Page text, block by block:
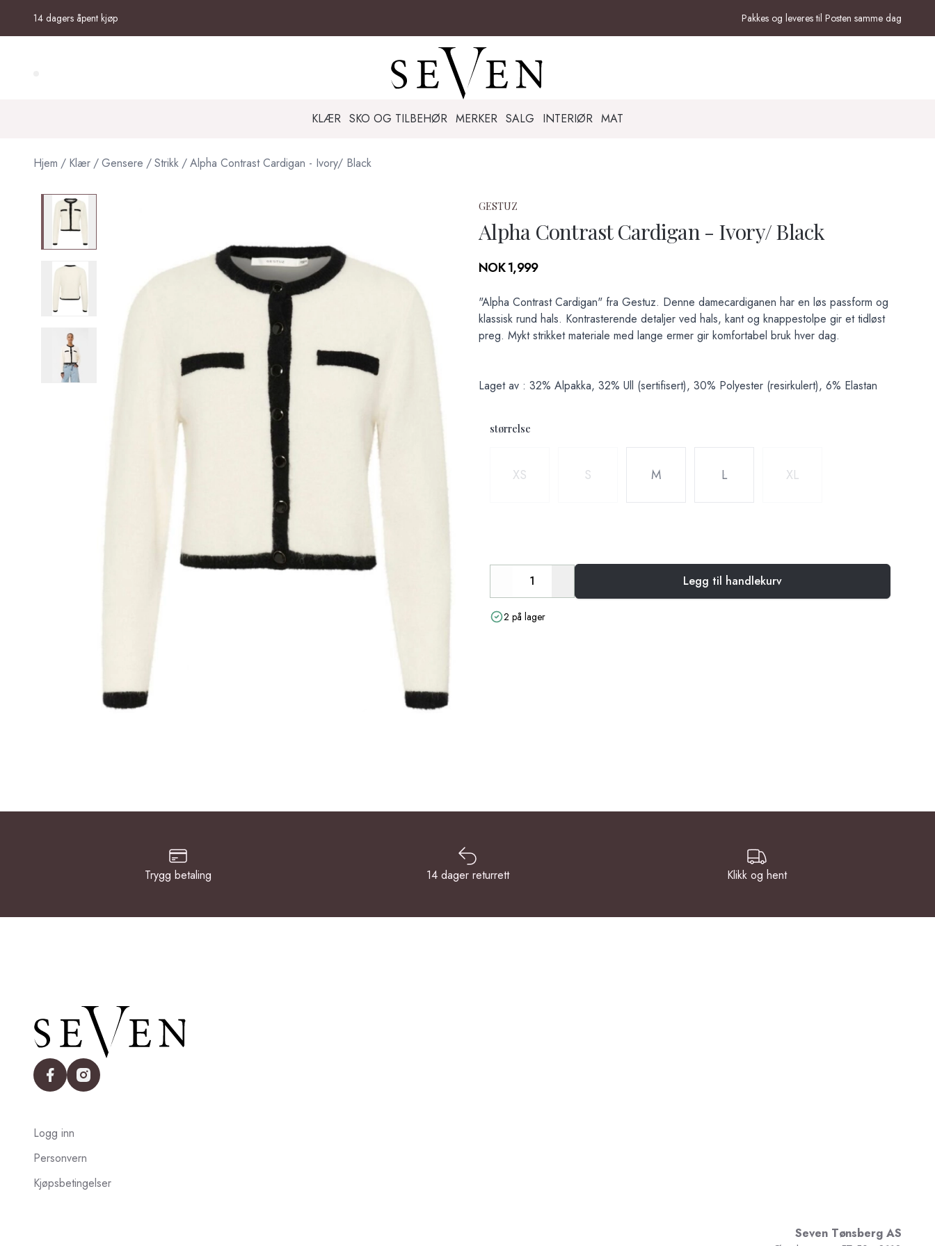
14 dagers åpent kjøp Pakkes og leveres til Posten samme dag
KLÆR SKO OG TILBEHØR MERKER SALG INTERIØR MAT
Hjem / Klær /Gensere /Strikk /Alpha Contrast Cardigan - Ivory/ Black
GESTUZ
Alpha Contrast Cardigan - Ivory/ Black
Produktdetaljer
NOK 1,999
Description
"Alpha Contrast Cardigan" fra Gestuz. Denne damecardiganen har en løs passform og
klassisk rund hals. Kontrasterende detaljer ved hals, kant og knappestolpe gir et tidløst
preg. Mykt strikket materiale med lange ermer gir komfortabel bruk hver dag.
Laget av : 32% Alpakka, 32% Ull (sertifisert), 30% Polyester (resirkulert), 6% Elastan
størrelse
XS S M L XL
Decrease Legg til handlekurv
2 på lager
Trygg betaling 14 dager returrett Klikk og hent
facebookinstagram
Logg inn
Personvern
Kjøpsbetingelser
Seven Tønsberg AS